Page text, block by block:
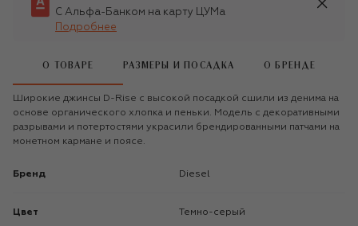
С Альфа-Банком на карту ЦУМа
Подробнее
О ТОВАРЕ РАЗМЕРЫ И ПОСАДКА О БРЕНДЕ
Широкие джинсы D-Rise с высокой посадкой сшили из денима на
основе органического хлопка и пеньки. Модель с декоративными
разрывами и потертостями украсили брендированными патчами на
монетном кармане и поясе.
Бренд Diesel
Цвет Темно-серый